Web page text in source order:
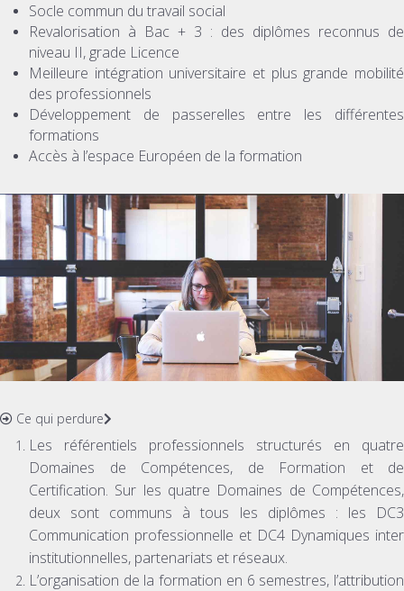
Socle commun du travail social
Revalorisation à Bac + 3 : des diplômes reconnus de
niveau II, grade Licence
Meilleure intégration universitaire et plus grande mobilité
des professionnels
Développement de passerelles entre les différentes
formations
Accès à l’espace Européen de la formation
Ce qui perdure
Les référentiels professionnels structurés en quatre
Domaines de Compétences, de Formation et de
Certification. Sur les quatre Domaines de Compétences,
deux sont communs à tous les diplômes : les DC3
Communication professionnelle et DC4 Dynamiques inter
institutionnelles, partenariats et réseaux.
L’organisation de la formation en 6 semestres, l’attribution